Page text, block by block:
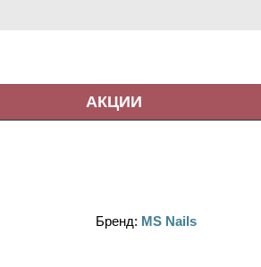
АКЦИИ
Бренд: MS Nails